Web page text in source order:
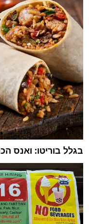
בגלל בוריטו: ואנס